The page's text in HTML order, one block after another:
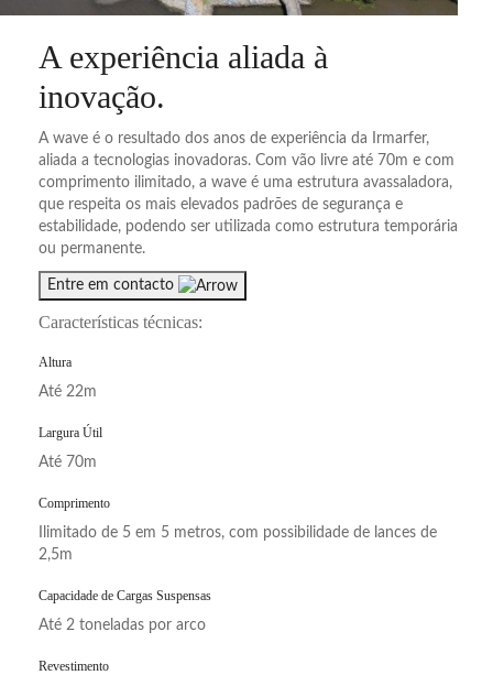
A experiência aliada à
inovação.
A wave é o resultado dos anos de experiência da Irmarfer,
aliada a tecnologias inovadoras. Com vão livre até 70m e com
comprimento ilimitado, a wave é uma estrutura avassaladora,
que respeita os mais elevados padrões de segurança e
estabilidade, podendo ser utilizada como estrutura temporária
ou permanente.
Entre em contacto
Características técnicas:
Altura
Até 22m
Largura Útil
Até 70m
Comprimento
Ilimitado de 5 em 5 metros, com possibilidade de lances de
2,5m
Capacidade de Cargas Suspensas
Até 2 toneladas por arco
Revestimento